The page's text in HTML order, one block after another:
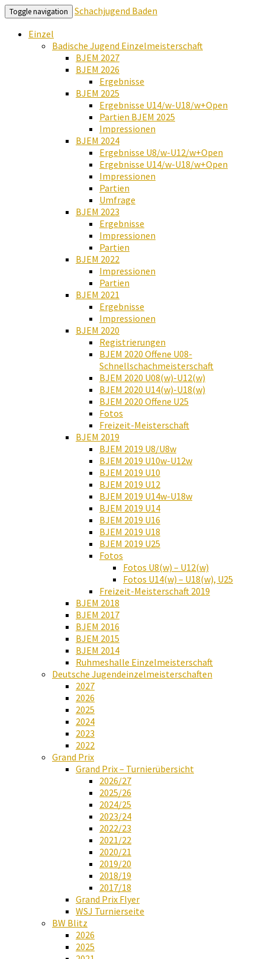
Toggle navigation
Schachjugend Baden
Einzel
Badische Jugend Einzelmeisterschaft
BJEM 2027
BJEM 2026
Ergebnisse
BJEM 2025
Ergebnisse U14/w-U18/w+Open
Partien BJEM 2025
Impressionen
BJEM 2024
Ergebnisse U8/w-U12/w+Open
Ergebnisse U14/w-U18/w+Open
Impressionen
Partien
Umfrage
BJEM 2023
Ergebnisse
Impressionen
Partien
BJEM 2022
Impressionen
Partien
BJEM 2021
Ergebnisse
Impressionen
BJEM 2020
Registrierungen
BJEM 2020 Offene U08-
Schnellschachmeisterschaft
BJEM 2020 U08(w)-U12(w)
BJEM 2020 U14(w)-U18(w)
BJEM 2020 Offene U25
Fotos
Freizeit-Meisterschaft
BJEM 2019
BJEM 2019 U8/U8w
BJEM 2019 U10w-U12w
BJEM 2019 U10
BJEM 2019 U12
BJEM 2019 U14w-U18w
BJEM 2019 U14
BJEM 2019 U16
BJEM 2019 U18
BJEM 2019 U25
Fotos
Fotos U8(w) – U12(w)
Fotos U14(w) – U18(w), U25
Freizeit-Meisterschaft 2019
BJEM 2018
BJEM 2017
BJEM 2016
BJEM 2015
BJEM 2014
Ruhmeshalle Einzelmeisterschaft
Deutsche Jugendeinzelmeisterschaften
2027
2026
2025
2024
2023
2022
Grand Prix
Grand Prix – Turnierübersicht
2026/27
2025/26
2024/25
2023/24
2022/23
2021/22
2020/21
2019/20
2018/19
2017/18
Grand Prix Flyer
WSJ Turnierseite
BW Blitz
2026
2025